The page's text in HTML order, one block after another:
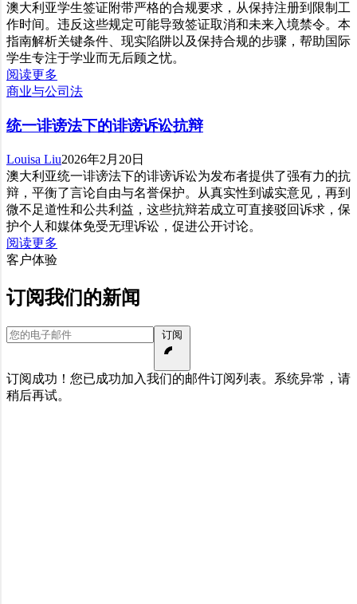
澳大利亚学生签证附带严格的合规要求，从保持注册到限制工
作时间。违反这些规定可能导致签证取消和未来入境禁令。本
指南解析关键条件、现实陷阱以及保持合规的步骤，帮助国际
学生专注于学业而无后顾之忧。
阅读更多
商业与公司法
统一诽谤法下的诽谤诉讼抗辩
Louisa Liu2026年2月20日
澳大利亚统一诽谤法下的诽谤诉讼为发布者提供了强有力的抗
辩，平衡了言论自由与名誉保护。从真实性到诚实意见，再到
微不足道性和公共利益，这些抗辩若成立可直接驳回诉求，保
护个人和媒体免受无理诉讼，促进公开讨论。
阅读更多
客户体验
订阅我们的新闻
您的电子邮件
订阅成功！您已成功加入我们的邮件订阅列表。 系统异常，请
稍后再试。